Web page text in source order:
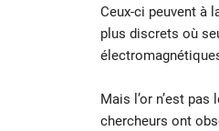
Ceux-ci peuvent à
plus discrets où
Mais l’or n’est
chercheurs ont